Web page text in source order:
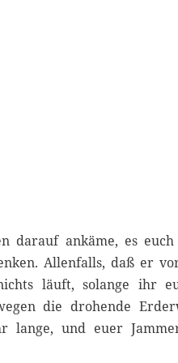
darauf ankäme, es
Allenfalls, daß er
läuft, solange ihr
die drohende
lange, und euer